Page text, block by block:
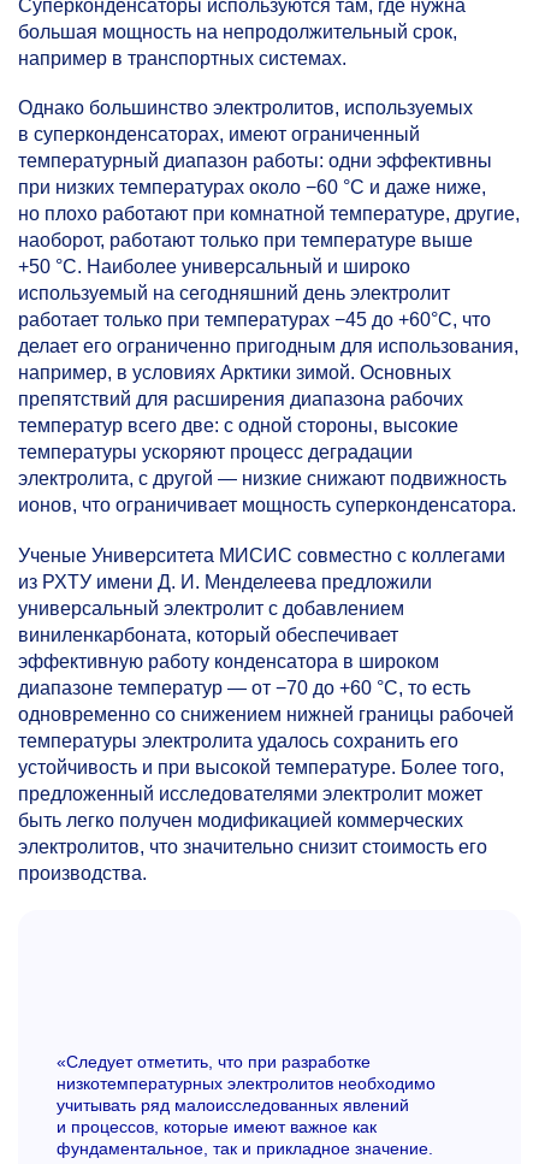
Суперконденсаторы используются там, где нужна
большая мощность на непродолжительный срок,
например в транспортных системах.
Однако большинство электролитов, используемых
в суперконденсаторах, имеют ограниченный
температурный диапазон работы: одни эффективны
при низких температурах около −60 °C и даже ниже,
но плохо работают при комнатной температуре, другие,
наоборот, работают только при температуре выше
+50 °C. Наиболее универсальный и широко
используемый на сегодняшний день электролит
работает только при температурах −45 до +60°C, что
делает его ограниченно пригодным для использования,
например, в условиях Арктики зимой. Основных
препятствий для расширения диапазона рабочих
температур всего две: с одной стороны, высокие
температуры ускоряют процесс деградации
электролита, с другой — низкие снижают подвижность
ионов, что ограничивает мощность суперконденсатора.
Ученые Университета МИСИС совместно с коллегами
из РХТУ имени Д. И. Менделеева предложили
универсальный электролит с добавлением
виниленкарбоната, который обеспечивает
эффективную работу конденсатора в широком
диапазоне температур — от −70 до +60 °C, то есть
одновременно со снижением нижней границы рабочей
температуры электролита удалось сохранить его
устойчивость и при высокой температуре. Более того,
предложенный исследователями электролит может
быть легко получен модификацией коммерческих
электролитов, что значительно снизит стоимость его
производства.
«Следует отметить, что при разработке
низкотемпературных электролитов необходимо
учитывать ряд малоисследованных явлений
и процессов, которые имеют важное как
фундаментальное, так и прикладное значение.